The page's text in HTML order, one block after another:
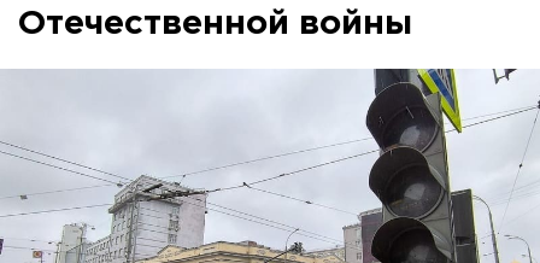
Отечественной войны